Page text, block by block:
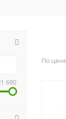
По цене
690